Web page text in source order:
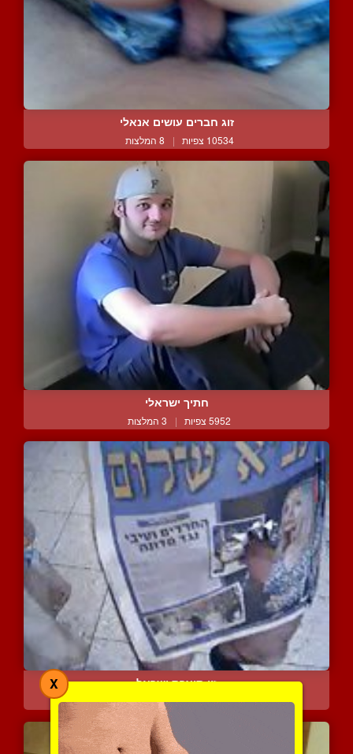
זוג חברים עושים אנאלי
10534 צפיות | 8 המלצות
חתיך ישראלי
5952 צפיות | 3 המלצות
זין תוצרת ישראל
8374 צפיות | 2 המלצות
X